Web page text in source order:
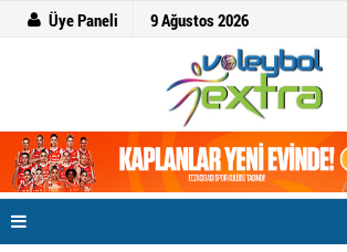
Üye Paneli 9 Ağustos 2026